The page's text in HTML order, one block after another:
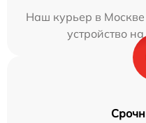
Наш курьер в Москве
устройство